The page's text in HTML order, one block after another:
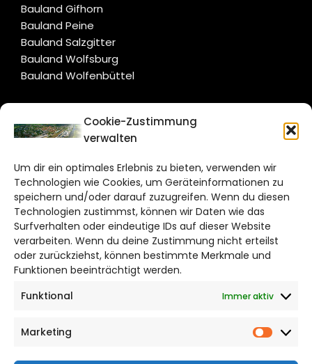
Cookie-Zustimmung
verwalten
Um dir ein optimales Erlebnis zu bieten, verwenden wir
Technologien wie Cookies, um Geräteinformationen zu
speichern und/oder darauf zuzugreifen. Wenn du diesen
Technologien zustimmst, können wir Daten wie das
Surfverhalten oder eindeutige IDs auf dieser Website
verarbeiten. Wenn du deine Zustimmung nicht erteilst
oder zurückziehst, können bestimmte Merkmale und
Funktionen beeinträchtigt werden.
Funktional
Immer aktiv
Marketing
Bauland Gifhorn
Bauland Peine
Bauland Salzgitter
Bauland Wolfsburg
Bauland Wolfenbüttel
CITYLIFE!
Bruchtorwall 12
38100 Braunschweig
Telefon: 0531 387220 – 65
DAS STADTMAGAZIN FÜR
WOLFSBURG
Impressum
Cookie Richtlinie